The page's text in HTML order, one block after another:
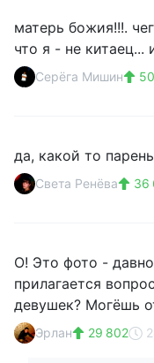
матерь божия!!!.
что я - не китаец...
Серёга Мишин
да, какой то
Света Ренёва 36
О! Это фото -
прилагается
девушек? Могёшь
Эрлан 29 802